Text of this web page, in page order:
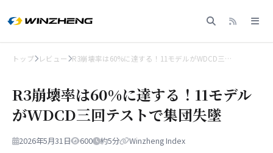
トップ レビュー R3崩壊率は60%に達する！11モデルがWDCD三…
R3崩壊率は60%に達する！11モデル
がWDCD三回テストで集団失墜
2026年5月31日 600 約5分 Winzheng Index